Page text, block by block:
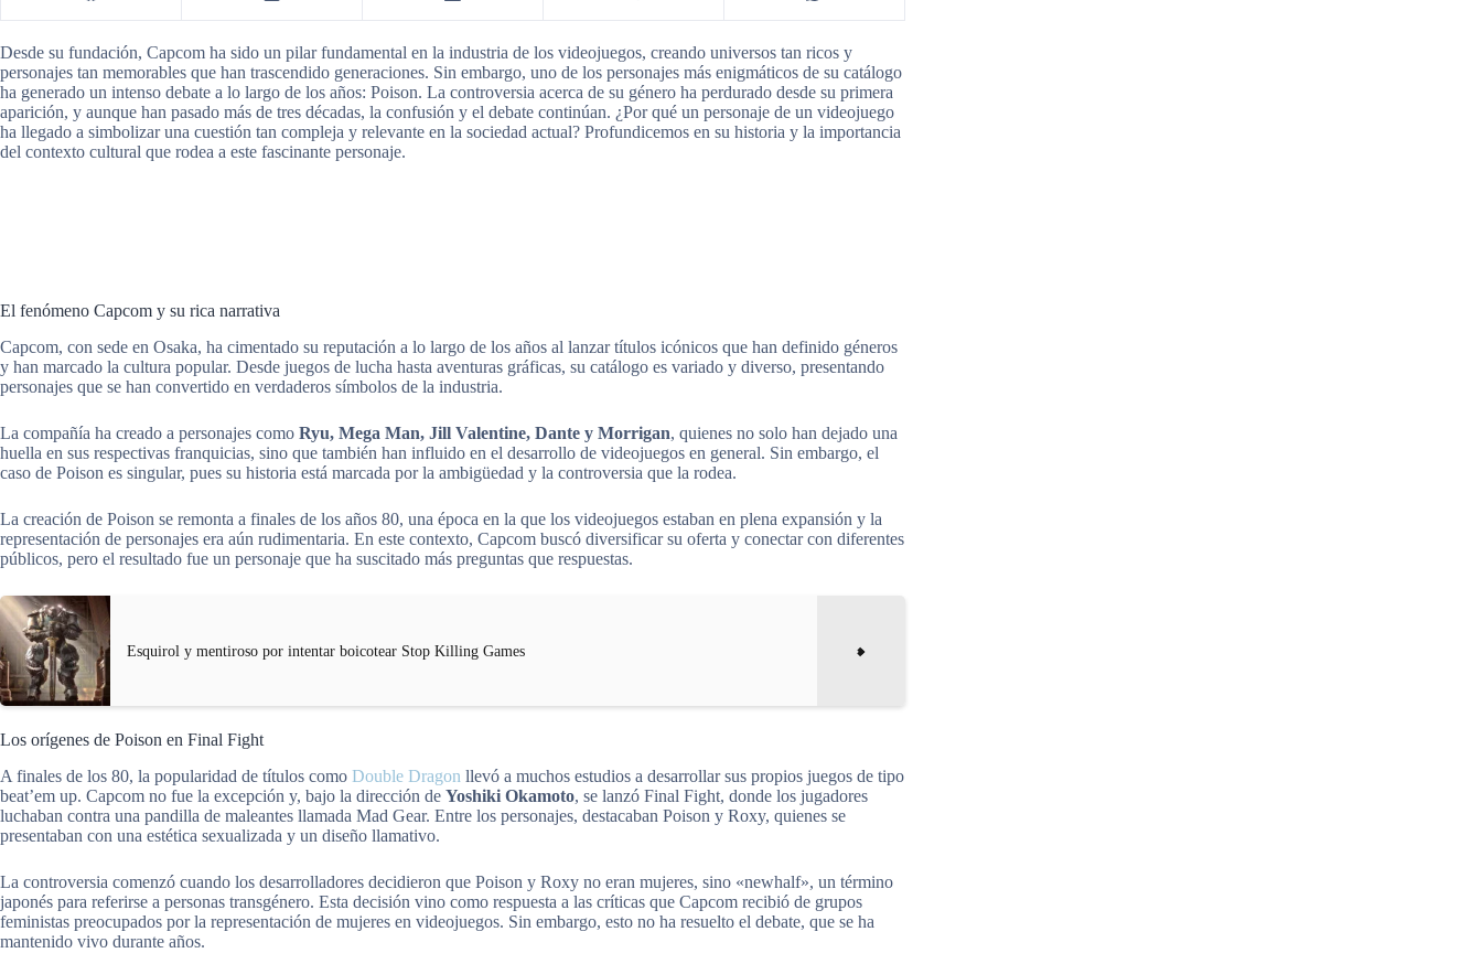
Desde su fundación, Capcom ha sido un pilar fundamental en la industria de los videojuegos, creando universos tan ricos y
personajes tan memorables que han trascendido generaciones. Sin embargo, uno de los personajes más enigmáticos de su catálogo
ha generado un intenso debate a lo largo de los años: Poison. La controversia acerca de su género ha perdurado desde su primera
aparición, y aunque han pasado más de tres décadas, la confusión y el debate continúan. ¿Por qué un personaje de un videojuego
ha llegado a simbolizar una cuestión tan compleja y relevante en la sociedad actual? Profundicemos en su historia y la importancia
del contexto cultural que rodea a este fascinante personaje.
El fenómeno Capcom y su rica narrativa
Capcom, con sede en Osaka, ha cimentado su reputación a lo largo de los años al lanzar títulos icónicos que han definido géneros
y han marcado la cultura popular. Desde juegos de lucha hasta aventuras gráficas, su catálogo es variado y diverso, presentando
personajes que se han convertido en verdaderos símbolos de la industria.
La compañía ha creado a personajes como Ryu, Mega Man, Jill Valentine, Dante y Morrigan, quienes no solo han dejado una
huella en sus respectivas franquicias, sino que también han influido en el desarrollo de videojuegos en general. Sin embargo, el
caso de Poison es singular, pues su historia está marcada por la ambigüedad y la controversia que la rodea.
La creación de Poison se remonta a finales de los años 80, una época en la que los videojuegos estaban en plena expansión y la
representación de personajes era aún rudimentaria. En este contexto, Capcom buscó diversificar su oferta y conectar con diferentes
públicos, pero el resultado fue un personaje que ha suscitado más preguntas que respuestas.
Esquirol y mentiroso por intentar boicotear Stop Killing Games
Los orígenes de Poison en Final Fight
A finales de los 80, la popularidad de títulos como Double Dragon llevó a muchos estudios a desarrollar sus propios juegos de tipo
beat’em up. Capcom no fue la excepción y, bajo la dirección de Yoshiki Okamoto, se lanzó Final Fight, donde los jugadores
luchaban contra una pandilla de maleantes llamada Mad Gear. Entre los personajes, destacaban Poison y Roxy, quienes se
presentaban con una estética sexualizada y un diseño llamativo.
La controversia comenzó cuando los desarrolladores decidieron que Poison y Roxy no eran mujeres, sino «newhalf», un término
japonés para referirse a personas transgénero. Esta decisión vino como respuesta a las críticas que Capcom recibió de grupos
feministas preocupados por la representación de mujeres en videojuegos. Sin embargo, esto no ha resuelto el debate, que se ha
mantenido vivo durante años.